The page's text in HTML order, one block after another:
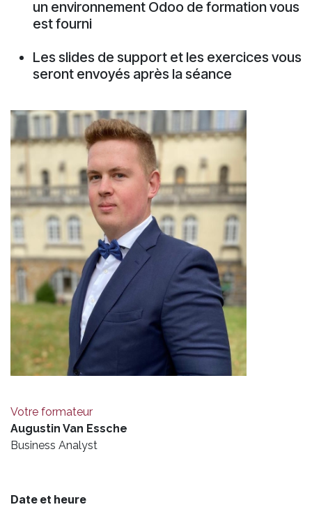
un environnement Odoo de formation vous
est fourni
Les slides de support et les exercices vous
seront envoyés après la séance
Votre formateur
Augustin Van Essche
Business Analyst
Date et heure